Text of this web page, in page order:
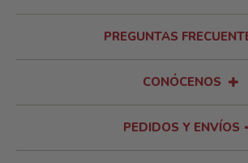
PREGUNTAS
CONÓCENOS
PEDIDOS Y ENVÍOS